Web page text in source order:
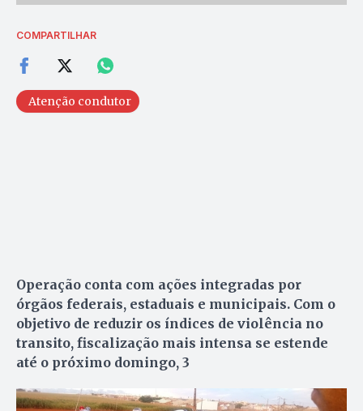
COMPARTILHAR
Atenção condutor
Operação conta com ações integradas por
órgãos federais, estaduais e municipais. Com o
objetivo de reduzir os índices de violência no
transito, fiscalização mais intensa se estende
até o próximo domingo, 3